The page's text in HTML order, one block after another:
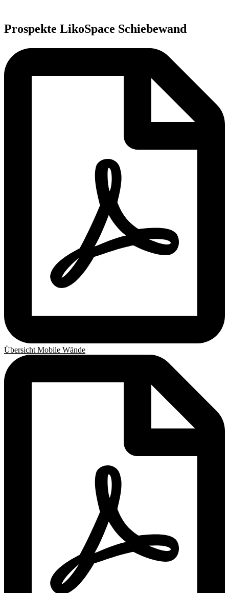
Prospekte LikoSpace Schiebewand
Übersicht Mobile Wände